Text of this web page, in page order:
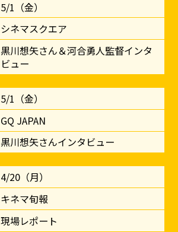
5/1（金）
シネマスクエア
黒川想矢さん＆河合勇人監督インタ
ビュー
5/1（金）
GQ JAPAN
黒川想矢さんインタビュー
4/20（月）
キネマ旬報
現場レポート